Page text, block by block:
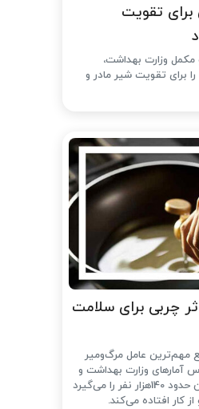
تقویت
مکمل وزارت بهداشت،
برای تقویت شیر مادر و
چربی برای سلامت
مهم‌ترین عامل مرگ‌ومیر
آمارهای وزارت بهداشت و
ثبت احوال، سالانه دست‌کم جان حدود 140هزار نفر را می‌گیرد
از کار افتاده می‌کند.